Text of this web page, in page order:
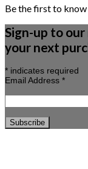
Be the first to know
Sign-up to
your next
* indicates required
Email Address *